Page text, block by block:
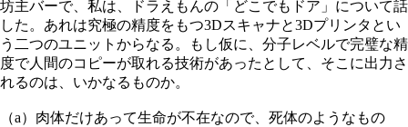
坊主バーで、私は、ドラえもんの「どこでもドア」について話
した。あれは究極の精度をもつ3Dスキャナと3Dプリンタとい
う二つのユニットからなる。もし仮に、分子レベルで完璧な精
度で人間のコピーが取れる技術があったとして、そこに出力さ
れるのは、いかなるものか。
（a）肉体だけあって生命が不在なので、死体のようなもの